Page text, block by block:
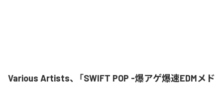
Various Artists、「SWIFT POP -爆アゲ爆速EDMメド